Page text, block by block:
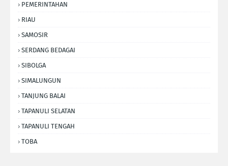
PEMERINTAHAN
RIAU
SAMOSIR
SERDANG BEDAGAI
SIBOLGA
SIMALUNGUN
TANJUNG BALAI
TAPANULI SELATAN
TAPANULI TENGAH
TOBA